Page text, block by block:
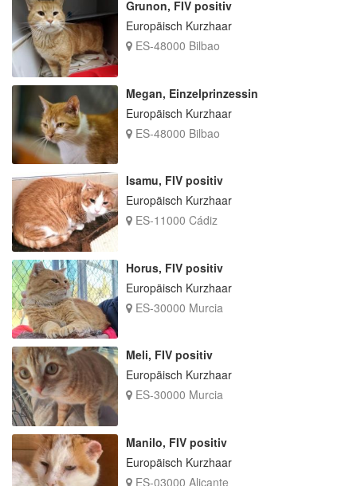
Grunon, FIV positiv
Europäisch Kurzhaar
ES-48000 Bilbao
Megan, Einzelprinzessin
Europäisch Kurzhaar
ES-48000 Bilbao
Isamu, FIV positiv
Europäisch Kurzhaar
ES-11000 Cádiz
Horus, FIV positiv
Europäisch Kurzhaar
ES-30000 Murcia
Meli, FIV positiv
Europäisch Kurzhaar
ES-30000 Murcia
Manilo, FIV positiv
Europäisch Kurzhaar
ES-03000 Alicante